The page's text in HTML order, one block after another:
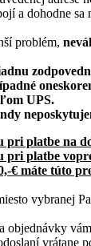
a dohodne sa
problém,
UPS.
pri platbe na
pri platbe
€ máte túto
vybranej
objednávky
vrátane